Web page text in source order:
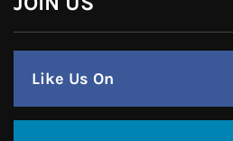
हमसे जुड़े !!
Facebook